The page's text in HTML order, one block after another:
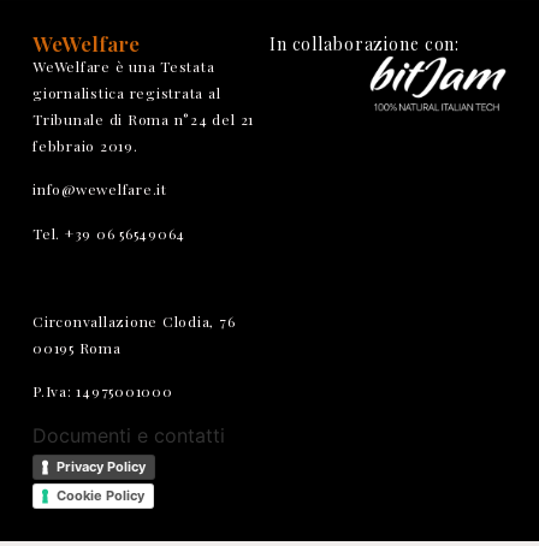
WeWelfare
WeWelfare è una Testata
giornalistica registrata al
Tribunale di Roma n°24 del 21
febbraio 2019.
info@wewelfare.it
Tel. +39 06 56549064
Circonvallazione Clodia, 76
00195 Roma
P.Iva: 14975001000
Documenti e contatti
Privacy Policy
Cookie Policy
In collaborazione con: